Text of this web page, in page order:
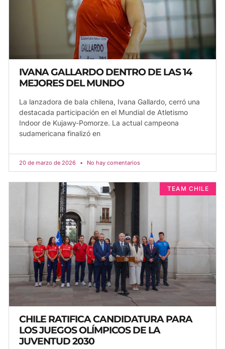
IVANA GALLARDO DENTRO DE LAS 14
MEJORES DEL MUNDO
La lanzadora de bala chilena, Ivana Gallardo, cerró una
destacada participación en el Mundial de Atletismo
Indoor de Kujawy-Pomorze. La actual campeona
sudamericana finalizó en
20 de marzo de 2026 No hay comentarios
TEAM CHILE
CHILE RATIFICA CANDIDATURA PARA
LOS JUEGOS OLÍMPICOS DE LA
JUVENTUD 2030